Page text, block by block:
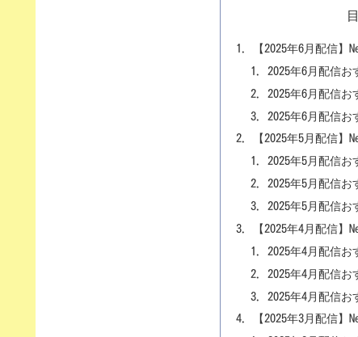
【2025年6月配信
2025年6月配信お
2025年6月配信お
2025年6月配信お
【2025年5月配信
2025年5月配信お
2025年5月配信お
2025年5月配信お
【2025年4月配信
2025年4月配信お
2025年4月配信お
2025年4月配信お
【2025年3月配信